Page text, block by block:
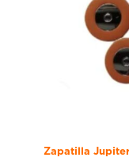
Zapatilla Jupiter